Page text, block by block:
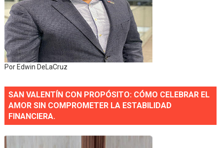
Por Edwin DeLaCruz
SAN VALENTÍN CON PROPÓSITO: CÓMO CELEBRAR EL
AMOR SIN COMPROMETER LA ESTABILIDAD
FINANCIERA.